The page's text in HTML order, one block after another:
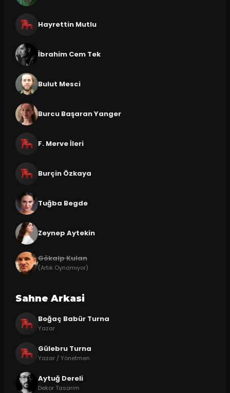
Hayrettin Mutlu
İbrahim Cem Tek
Bulut Mesci
Burcu Başaran Yanger
F. Merve İleri
Burçin Özkaya
Tuğba Begde
Zeynep Aytekin
Gökalp Kulan
(Artık Oynamıyor)
Sahne Arkasi
Boğaç Babür Turna
Yazar
Gülebru Turna
Yazar / Yönetmen
Aytuğ Dereli
Dekor Tasarım